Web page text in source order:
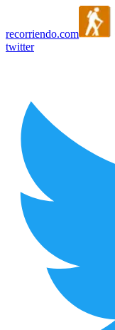
recorriendo.com
twitter